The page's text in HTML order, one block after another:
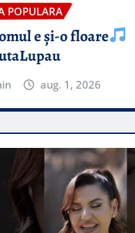
POPULARA
e și-o floare
aug. 1, 2026